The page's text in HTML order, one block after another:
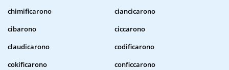
chimificarono
ciancicarono
cibarono
ciccarono
claudicarono
codificarono
cokificarono
conficcarono